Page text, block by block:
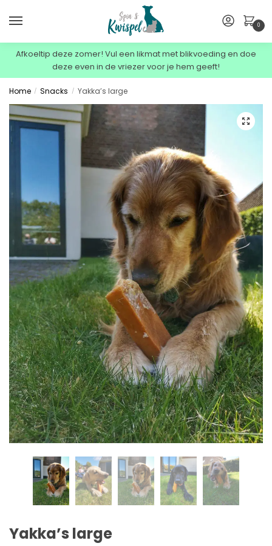
0
Afkoeltip deze zomer! Vul een likmat met blikvoeding en doe
deze even in de vriezer voor je hem geeft!
Home / Snacks / Yakka’s large
Yakka’s large